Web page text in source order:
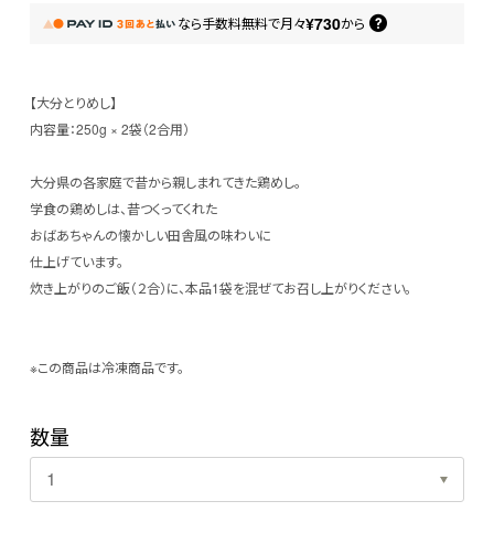
なら手数料無料で月々¥730から
【大分とりめし】
内容量：250g × 2袋（2合用）
大分県の各家庭で昔から親しまれてきた鶏めし。
学食の鶏めしは、昔つくってくれた
おばあちゃんの懐かしい田舎風の味わいに
仕上げています。
炊き上がりのご飯（２合）に、本品1袋を混ぜてお召し上がりください。
※この商品は冷凍商品です。
数量